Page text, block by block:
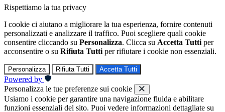
Rispettiamo la tua privacy
I cookie ci aiutano a migliorare la tua esperienza, fornire contenuti
personalizzati e analizzare il traffico. Puoi scegliere quali cookie
consentire cliccando su Personalizza. Clicca su Accetta Tutti per
acconsentire o su Rifiuta Tutti per rifiutare i cookie non essenziali.
Personalizza Rifiuta Tutti Accetta Tutti
Powered by
Personalizza le tue preferenze sui cookie
Usiamo i cookie per garantire una navigazione fluida e abilitare
funzioni essenziali del sito. Puoi vedere informazioni dettagliate su